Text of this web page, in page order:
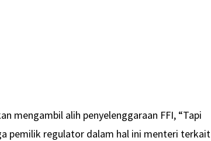
mengambil alih penyelenggaraan FFI, “Tapi
pemilik regulator dalam hal ini menteri terkait